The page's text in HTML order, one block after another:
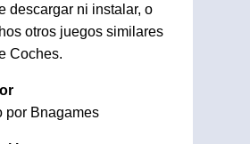
descargar ni instalar, o
otros juegos similares
Coches.
por Bnagames